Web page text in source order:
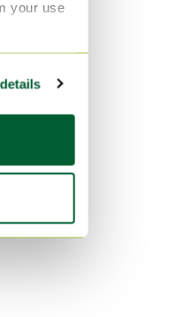
your use